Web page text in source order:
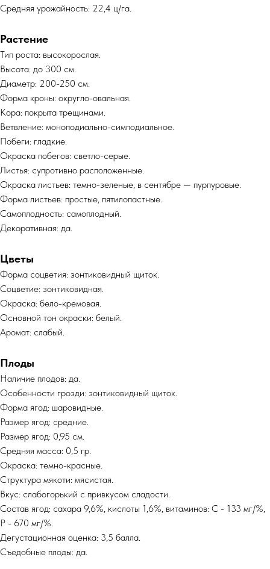
Средняя урожайность: 22,4 ц/га.
Растение
Тип роста: высокорослая.
Высота: до 300 см.
Диаметр: 200-250 см.
Форма кроны: округло-овальная.
Кора: покрыта трещинами.
Ветвление: моноподиально-симподиальное.
Побеги: гладкие.
Окраска побегов: светло-серые.
Листья: супротивно расположенные.
Окраска листьев: темно-зеленые, в сентябре — пурпуровые.
Форма листьев: простые, пятилопастные.
Самоплодность: самоплодный.
Декоративная: да.
Цветы
Форма соцветия: зонтиковидный щиток.
Соцветие: зонтиковидная.
Окраска: бело-кремовая.
Основной тон окраски: белый.
Аромат: слабый.
Плоды
Наличие плодов: да.
Особенности грозди: зонтиковидный щиток.
Форма ягод: шаровидные.
Размер ягод: средние.
Размер ягод: 0,95 см.
Средняя масса: 0,5 гр.
Окраска: темно-красные.
Структура мякоти: мясистая.
Вкус: слабогорький с привкусом сладости.
Состав ягод: сахара 9,6%, кислоты 1,6%, витаминов: С - 133 мг/%,
Р - 670 мг/%.
Дегустационная оценка: 3,5 балла.
Съедобные плоды: да.